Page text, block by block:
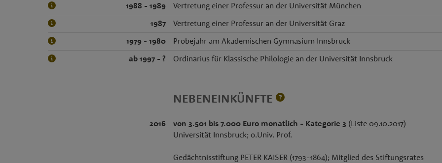
1988 - 1989
Vertretung einer Professur an der Universität München
1987
Vertretung einer Professur an der Universität Graz
1979 - 1980
Probejahr am Akademischen Gymnasium Innsbruck
ab 1997 - ?
Ordinarius für Klassische Philologie an der Universität Innsbruck
NEBENEINKÜNFTE
2016 von 3.501 bis 7.000 Euro monatlich - Kategorie 3 (Liste 09.10.2017)
Universität Innsbruck; o.Univ. Prof.
Gedächtnisstiftung PETER KAISER (1793-1864); Mitglied des Stiftungsrates